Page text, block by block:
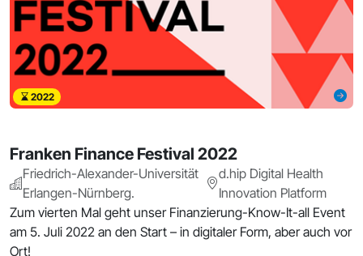
2022
Franken Finance Festival 2022
Friedrich-Alexander-Universität
Erlangen-Nürnberg.
d.hip Digital Health
Innovation Platform
Zum vierten Mal geht unser Finanzierung-Know-It-all Event
am 5. Juli 2022 an den Start – in digitaler Form, aber auch vor
Ort!